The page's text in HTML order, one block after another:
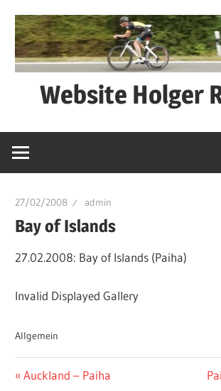
Inhalt
springen
Website Holger
schwätza
27/02/2008 admin
Bay of Islands
27.02.2008: Bay of Islands (Paiha)
Invalid Displayed Gallery
Allgemein
Beitragsnavigation
Vorheriger
Auckland – Paiha